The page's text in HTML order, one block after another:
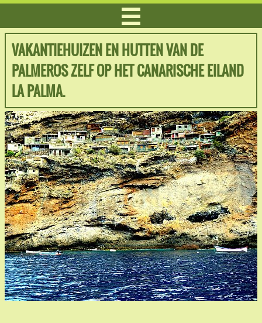
VAKANTIEHUIZEN EN HUTTEN VAN DE
PALMEROS ZELF OP HET CANARISCHE EILAND
LA PALMA.